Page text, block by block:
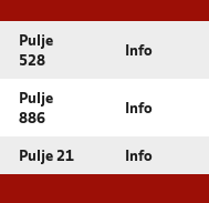
Pulje
528
Info
Pulje
886
Info
Pulje 21 Info